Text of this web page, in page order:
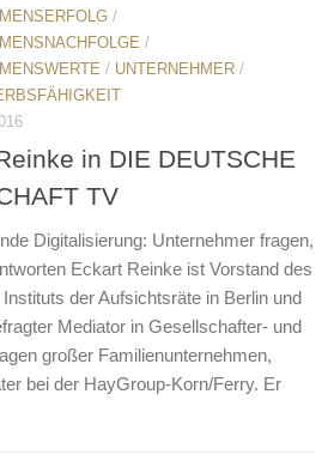
/
/
/ UNTERNEHMER /
in DIE DEUTSCHE
TV
Digitalisierung: Unternehmer fragen,
Eckart Reinke ist Vorstand des
der Aufsichtsräte in Berlin und
Mediator in Gesellschafter- und
großer Familienunternehmen,
bei der HayGroup-Korn/Ferry. Er